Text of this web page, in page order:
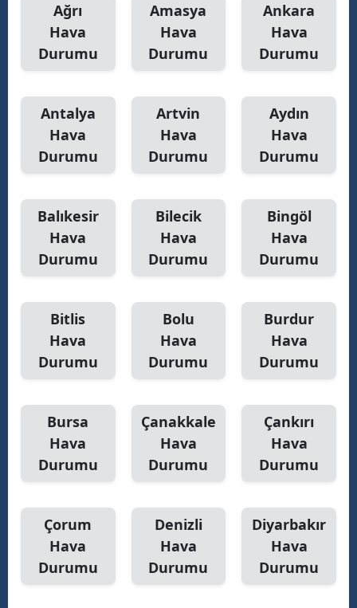
Ağrı
Hava
Durumu
Amasya
Hava
Durumu
Ankara
Hava
Durumu
Antalya
Hava
Durumu
Artvin
Hava
Durumu
Aydın
Hava
Durumu
Balıkesir
Hava
Durumu
Bilecik
Hava
Durumu
Bingöl
Hava
Durumu
Bitlis
Hava
Durumu
Bolu
Hava
Durumu
Burdur
Hava
Durumu
Bursa
Hava
Durumu
Çanakkale
Hava
Durumu
Çankırı
Hava
Durumu
Çorum
Hava
Durumu
Denizli
Hava
Durumu
Diyarbakır
Hava
Durumu